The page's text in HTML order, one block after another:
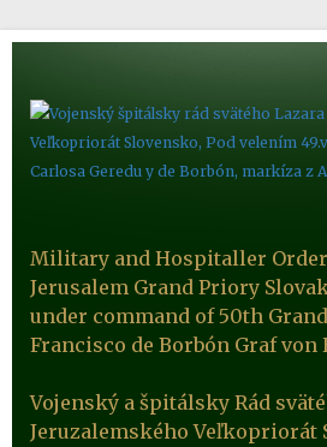
Military and Hospitaller Order
Jerusalem Grand Priory
under command of 50th
Francisco de Borbón Graf von
Vojenský a špitálsky Rád
Jeruzalemského Veľkopriorát